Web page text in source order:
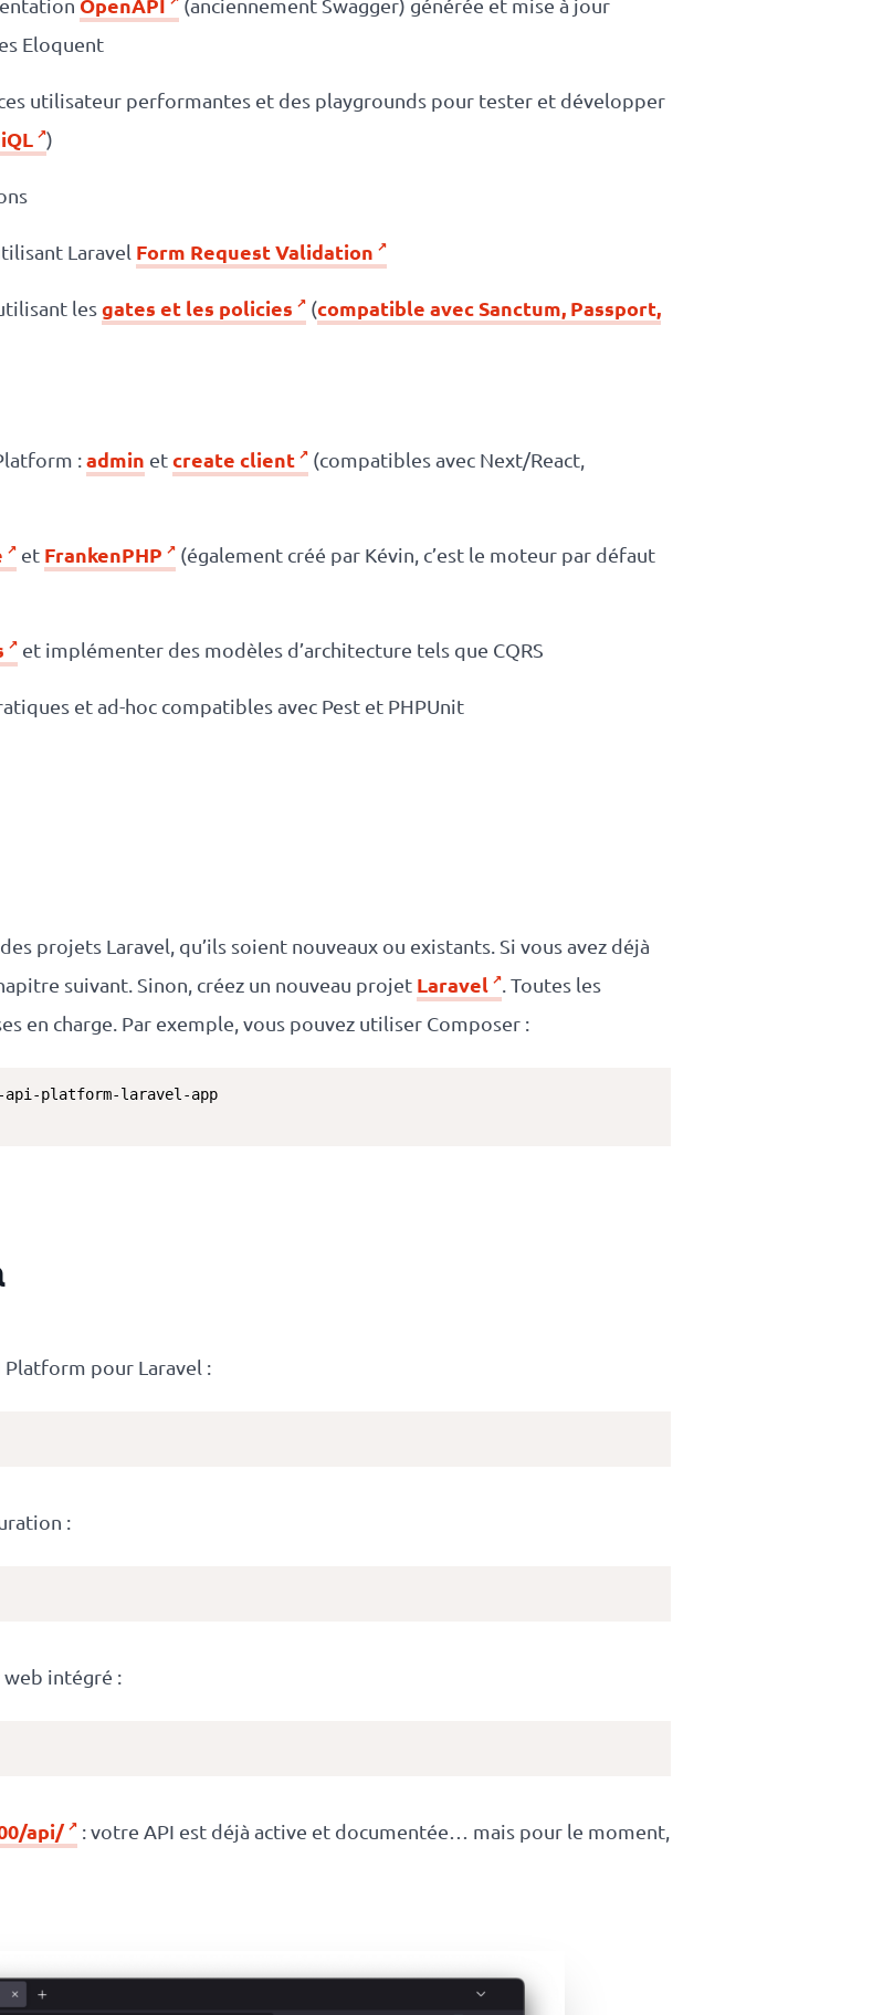
(anciennement Swagger) générée et mise à jour
Eloquent
utilisateur performantes et des playgrounds pour tester et développer
)
Laravel Form Request Validation
lesgates et les policies (compatible avec Sanctum, Passport,
:admin etcreate client
(compatibles avec Next/React,
et FrankenPHP
(également créé par Kévin, c’est le moteur par défaut
et implémenter des modèles d’architecture tels que CQRS
et ad-hoc compatibles avec Pest et PHPUnit
projets Laravel, qu’ils soient nouveaux ou existants. Si vous avez déjà
suivant. Sinon, créez un nouveau projet Laravel
. Toutes les
en charge. Par exemple, vous pouvez utiliser Composer :
pour Laravel :
:
web intégré :
api/
: votre API est déjà active et documentée… mais pour le moment,